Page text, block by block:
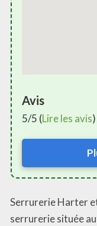
Avis
5/5 (Lire les avis)
Serrurerie Harter
serrurerie située